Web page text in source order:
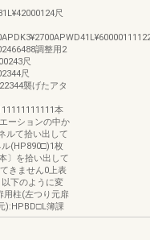
尺
調整用2
尺
尺
襲げたアタ
本
ーションの中か
ルて拾い出して
ル(HP890□)1枚
〕を拾い出して
きません0上表
下のように変
用柱(左つり元扉
):HPBD□L簿課